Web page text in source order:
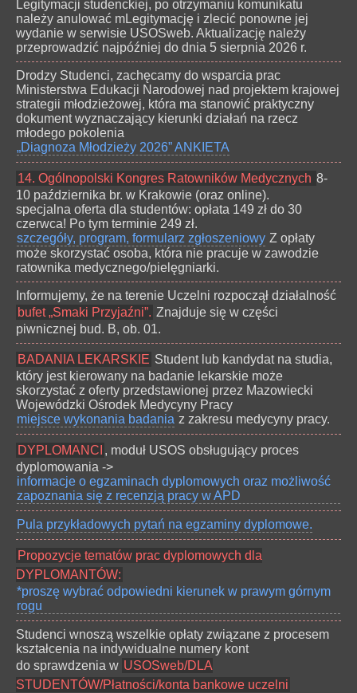
Legitymacji studenckiej, po otrzymaniu komunikatu
należy anulować mLegitymację i zlecić ponowne jej
wydanie w serwisie USOSweb. Aktualizację należy
przeprowadzić najpóźniej do dnia 5 sierpnia 2026 r.
Drodzy Studenci, zachęcamy do wsparcia prac
Ministerstwa Edukacji Narodowej nad projektem krajowej
strategii młodzieżowej, która ma stanowić praktyczny
dokument wyznaczający kierunki działań na rzecz
młodego pokolenia
„Diagnoza Młodzieży 2026” ANKIETA
14. Ogólnopolski Kongres Ratowników Medycznych 8-
10 października br. w Krakowie (oraz online).
specjalna oferta dla studentów: opłata 149 zł do 30
czerwca! Po tym terminie 249 zł.
szczegóły, program, formularz zgłoszeniowy Z opłaty
może skorzystać osoba, która nie pracuje w zawodzie
ratownika medycznego/pielęgniarki.
Informujemy, że na terenie Uczelni rozpoczął działalność
bufet „Smaki Przyjaźni”. Znajduje się w części
piwnicznej bud. B, ob. 01.
BADANIA LEKARSKIE Student lub kandydat na studia,
który jest kierowany na badanie lekarskie może
skorzystać z oferty przedstawionej przez Mazowiecki
Wojewódzki Ośrodek Medycyny Pracy
miejsce wykonania badania z zakresu medycyny pracy.
DYPLOMANCI , moduł USOS obsługujący proces
dyplomowania ->
informacje o egzaminach dyplomowych oraz możliwość
zapoznania się z recenzją pracy w APD
Pula przykładowych pytań na egzaminy dyplomowe.
Propozycje tematów prac dyplomowych dla
DYPLOMANTÓW:
*proszę wybrać odpowiedni kierunek w prawym górnym
rogu
Studenci wnoszą wszelkie opłaty związane z procesem
kształcenia na indywidualne numery kont
do sprawdzenia w USOSweb/DLA
STUDENTÓW/Płatności/konta bankowe uczelni